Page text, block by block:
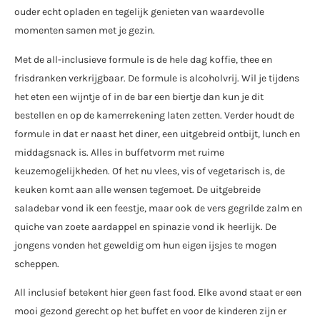
ouder echt opladen en tegelijk genieten van waardevolle
momenten samen met je gezin.
Met de all-inclusieve formule is de hele dag koffie, thee en
frisdranken verkrijgbaar. De formule is alcoholvrij. Wil je tijdens
het eten een wijntje of in de bar een biertje dan kun je dit
bestellen en op de kamerrekening laten zetten. Verder houdt de
formule in dat er naast het diner, een uitgebreid ontbijt, lunch en
middagsnack is. Alles in buffetvorm met ruime
keuzemogelijkheden. Of het nu vlees, vis of vegetarisch is, de
keuken komt aan alle wensen tegemoet. De uitgebreide
saladebar vond ik een feestje, maar ook de vers gegrilde zalm en
quiche van zoete aardappel en spinazie vond ik heerlijk. De
jongens vonden het geweldig om hun eigen ijsjes te mogen
scheppen.
All inclusief betekent hier geen fast food. Elke avond staat er een
mooi gezond gerecht op het buffet en voor de kinderen zijn er